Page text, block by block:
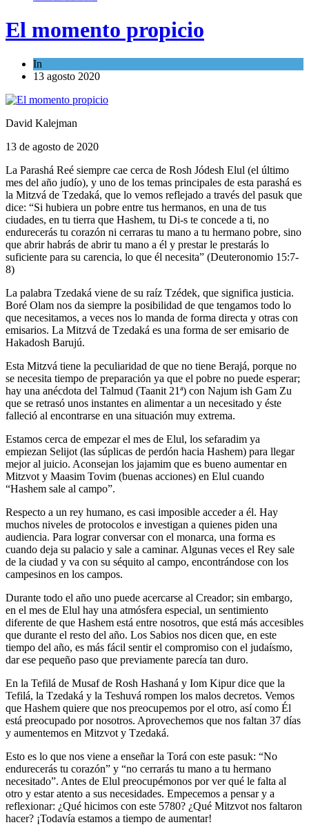
El momento propicio
In
13 agosto 2020
David Kalejman
13 de agosto de 2020
La Parashá Reé siempre cae cerca de Rosh Jódesh Elul (el último
mes del año judío), y uno de los temas principales de esta parashá es
la Mitzvá de Tzedaká, que lo vemos reflejado a través del pasuk que
dice: “Si hubiera un pobre entre tus hermanos, en una de tus
ciudades, en tu tierra que Hashem, tu Di-s te concede a ti, no
endurecerás tu corazón ni cerraras tu mano a tu hermano pobre, sino
que abrir habrás de abrir tu mano a él y prestar le prestarás lo
suficiente para su carencia, lo que él necesita” (Deuteronomio 15:7-
8)
La palabra Tzedaká viene de su raíz Tzédek, que significa justicia.
Boré Olam nos da siempre la posibilidad de que tengamos todo lo
que necesitamos, a veces nos lo manda de forma directa y otras con
emisarios. La Mitzvá de Tzedaká es una forma de ser emisario de
Hakadosh Barujú.
Esta Mitzvá tiene la peculiaridad de que no tiene Berajá, porque no
se necesita tiempo de preparación ya que el pobre no puede esperar;
hay una anécdota del Talmud (Taanit 21ª) con Najum ish Gam Zu
que se retrasó unos instantes en alimentar a un necesitado y éste
falleció al encontrarse en una situación muy extrema.
Estamos cerca de empezar el mes de Elul, los sefaradim ya
empiezan Selijot (las súplicas de perdón hacia Hashem) para llegar
mejor al juicio. Aconsejan los jajamim que es bueno aumentar en
Mitzvot y Maasim Tovim (buenas acciones) en Elul cuando
“Hashem sale al campo”.
Respecto a un rey humano, es casi imposible acceder a él. Hay
muchos niveles de protocolos e investigan a quienes piden una
audiencia. Para lograr conversar con el monarca, una forma es
cuando deja su palacio y sale a caminar. Algunas veces el Rey sale
de la ciudad y va con su séquito al campo, encontrándose con los
campesinos en los campos.
Durante todo el año uno puede acercarse al Creador; sin embargo,
en el mes de Elul hay una atmósfera especial, un sentimiento
diferente de que Hashem está entre nosotros, que está más accesibles
que durante el resto del año. Los Sabios nos dicen que, en este
tiempo del año, es más fácil sentir el compromiso con el judaísmo,
dar ese pequeño paso que previamente parecía tan duro.
En la Tefilá de Musaf de Rosh Hashaná y Iom Kipur dice que la
Tefilá, la Tzedaká y la Teshuvá rompen los malos decretos. Vemos
que Hashem quiere que nos preocupemos por el otro, así como Él
está preocupado por nosotros. Aprovechemos que nos faltan 37 días
y aumentemos en Mitzvot y Tzedaká.
Esto es lo que nos viene a enseñar la Torá con este pasuk: “No
endurecerás tu corazón” y “no cerrarás tu mano a tu hermano
necesitado”. Antes de Elul preocupémonos por ver qué le falta al
otro y estar atento a sus necesidades. Empecemos a pensar y a
reflexionar: ¿Qué hicimos con este 5780? ¿Qué Mitzvot nos faltaron
hacer? ¡Todavía estamos a tiempo de aumentar!